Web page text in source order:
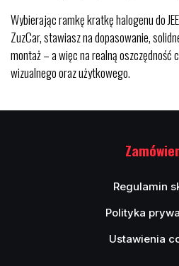
Wybierając ramkę kratkę halogenu do
ZuzCar, stawiasz na dopasowanie,
montaż – a więc na realną oszczędność
wizualnego oraz użytkowego.
Regulamin
Polityka
Ustawienia